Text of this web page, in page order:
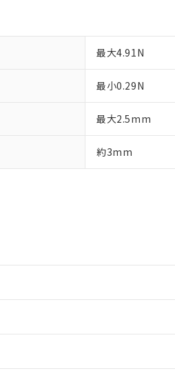
最大4.91N
最小0.29N
最大2.5mm
約3mm